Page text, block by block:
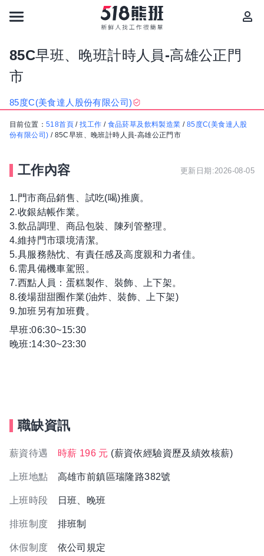
85C早班、晚班計時人員-高雄公正門
市
85度C(美食達人股份有限公司)
目前位置： 518首頁 /找工作 / 食品菸草及飲料製造業 / 85度C(美食達人股
份有限公司) / 85C早班、晚班計時人員-高雄公正門市
工作內容 更新日期:2026-08-05
1.門市商品銷售、試吃(喝)推廣。
2.收銀結帳作業。
3.飲品調理、商品包裝、陳列管整理。
4.維持門市環境清潔。
5.具服務熱忱、有責任感及高度親和力者佳。
6.需具備機車駕照。
7.西點人員：蛋糕製作、裝飾、上下架。
8.後場甜甜圈作業(油炸、裝飾、上下架)
9.加班另有加班費。
早班:06:30~15:30
晚班:14:30~23:30
職缺資訊
薪資待遇 時薪 196 元 (薪資依經驗資歷及績效核薪)
上班地點 高雄市前鎮區瑞隆路382號
上班時段 日班、晚班
排班制度 排班制
休假制度 依公司規定